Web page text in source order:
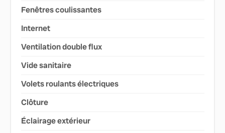
Fenêtres coulissantes
Internet
Ventilation double flux
Vide sanitaire
Volets roulants électriques
Clôture
Éclairage extérieur